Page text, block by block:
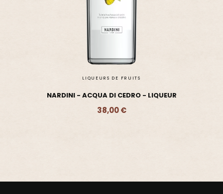
LIQUEURS DE FRUITS
NARDINI - ACQUA DI CEDRO - LIQUEUR
38,00 €
Ajouter - 38,00 €